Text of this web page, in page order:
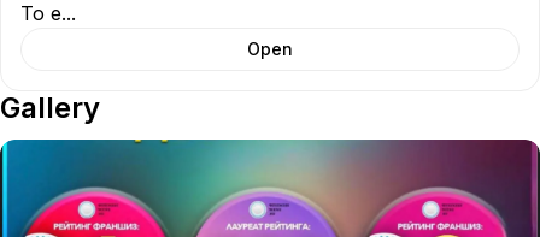
То е...
Open
Gallery